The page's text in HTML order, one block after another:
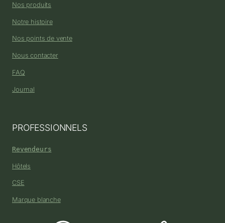
Nos produits
Notre histoire
Nos points de vente
Nous contacter
FAQ
Journal
PROFESSIONNELS
Revendeurs
Hôtels
CSE
Marque blanche